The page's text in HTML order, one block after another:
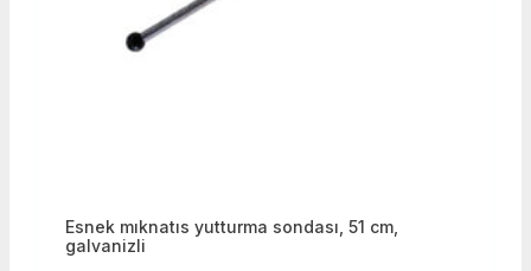
Esnek mıknatıs yutturma sondası, 51 cm,
galvanizli